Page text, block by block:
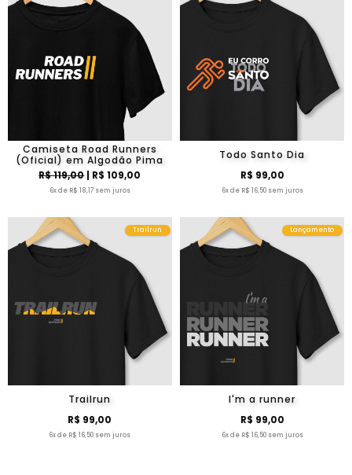
Camiseta Road Runners
(Oficial) em Algodão Pima
R$ 119,00| R$ 109,00
6x de R$ 18,17 sem juros
Todo Santo Dia
R$ 99,00
6x de R$ 16,50 sem juros
Trailrun
Trailrun
R$ 99,00
6x de R$ 16,50 sem juros
Lançamento
I'm a runner
R$ 99,00
6x de R$ 16,50 sem juros